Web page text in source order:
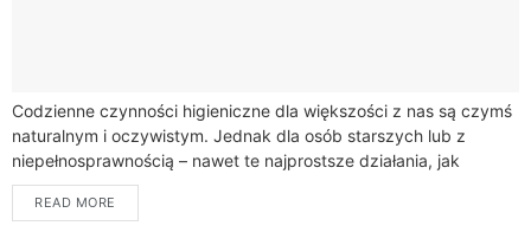
Codzienne czynności higieniczne dla większości z nas są czymś
naturalnym i oczywistym. Jednak dla osób starszych lub z
niepełnosprawnością – nawet te najprostsze działania, jak
wejście do wanny czy skorzystanie...
READ MORE